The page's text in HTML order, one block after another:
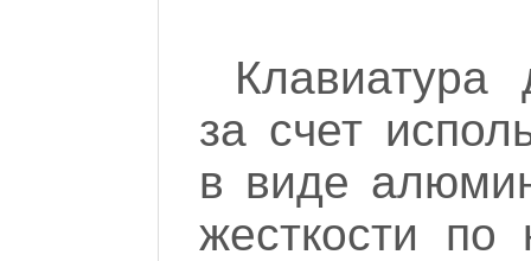
Клавиатура
за счет
в виде
жесткости